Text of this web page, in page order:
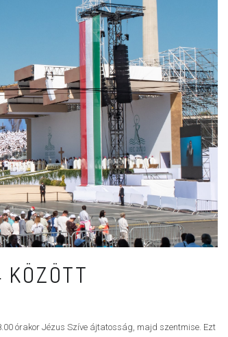
órakor Jézus Szíve ájtatosság, majd szentmise. Ezt